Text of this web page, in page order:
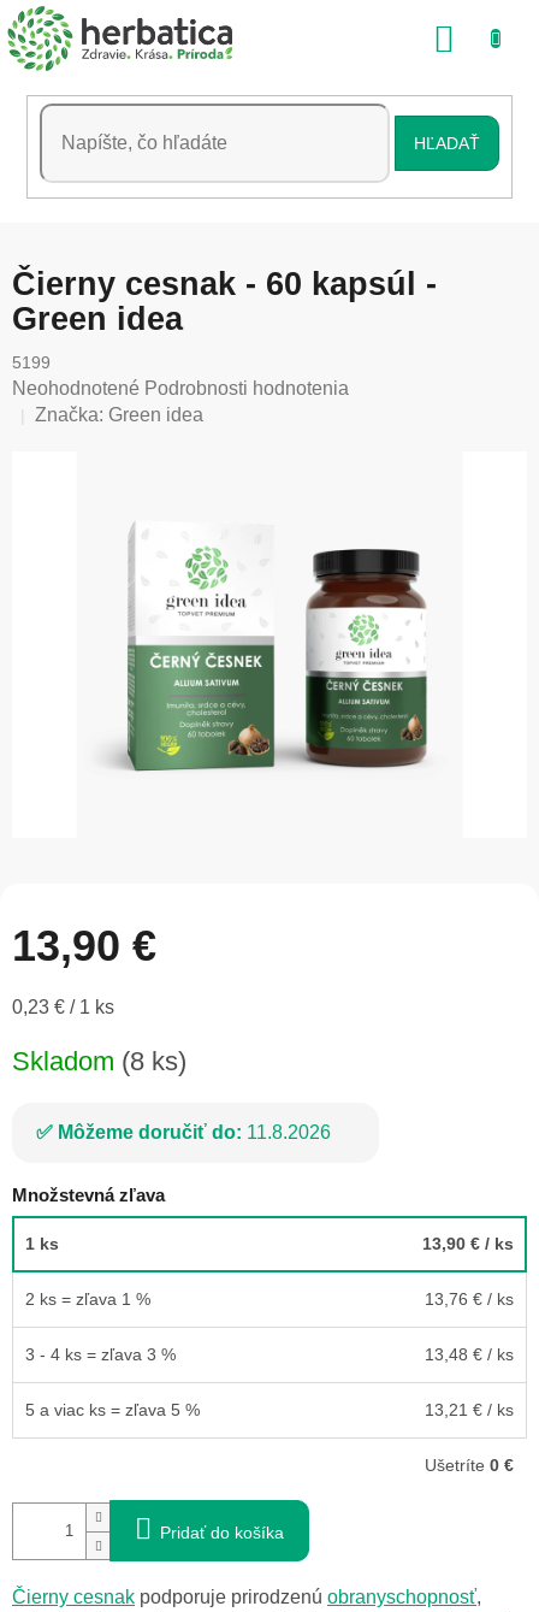
Prejsť
na
obsah
HĽADAŤ
Čierny cesnak - 60 kapsúl -
Green idea
5199
Priemerné
hodnotenie
Neohodnotené Podrobnosti hodnotenia
Značka: Green idea
13,90 €
Jednotková
0,23 € / 1 ks
Skladom (8 ks)
Môžeme doručiť do: 11.8.2026
Množstevná zľava
1 ks 13,90 € / ks
2 ks = zľava 1 % 13,76 € / ks
3 - 4 ks = zľava 3 % 13,48 € / ks
5 a viac ks = zľava 5 % 13,21 € / ks
Ušetríte 0 €
Pridať do košíka
Čierny cesnak podporuje prirodzenú obranyschopnosť,